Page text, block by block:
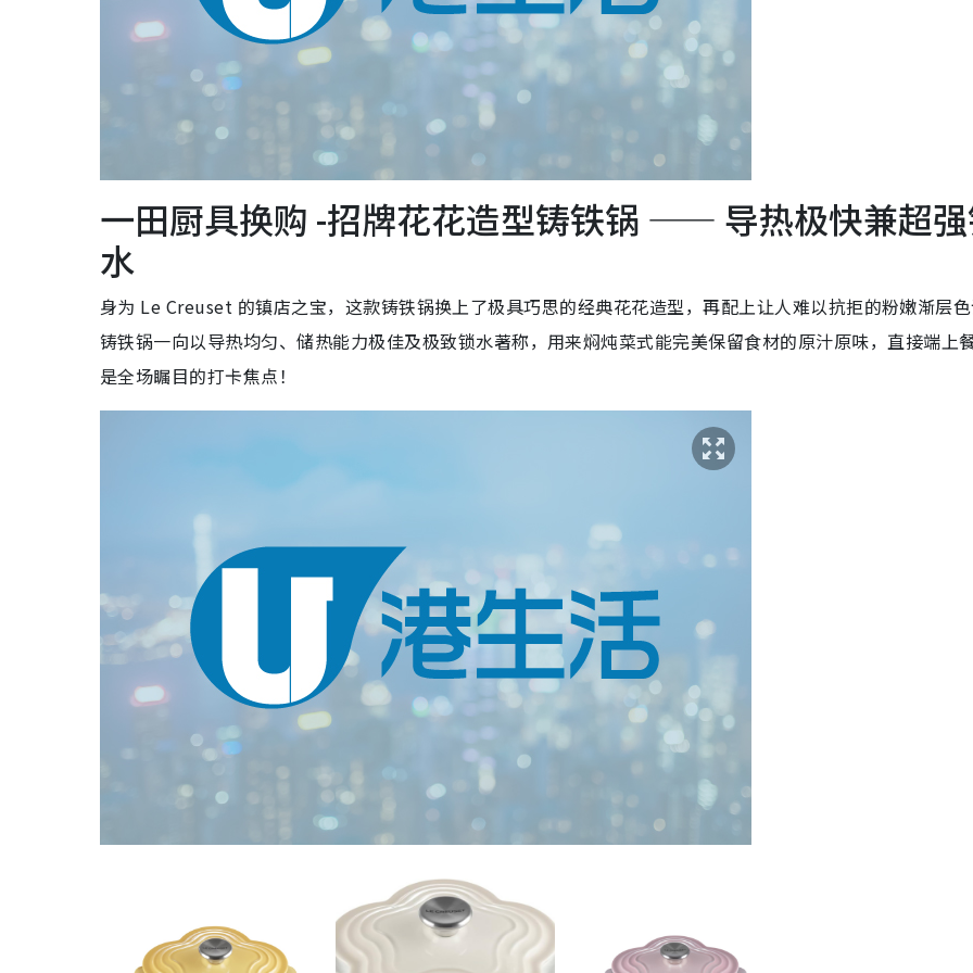
一田厨具换购 -招牌花花造型铸铁锅 —— 导热极快兼超
水
身为 Le Creuset 的镇店之宝，这款铸铁锅换上了极具巧思的经典花花造型，再配上让人难以抗拒的粉嫩渐层色
铸铁锅一向以导热均匀、储热能力极佳及极致锁水著称，用来焖炖菜式能完美保留食材的原汁原味，直接端上
是全场瞩目的打卡焦点！